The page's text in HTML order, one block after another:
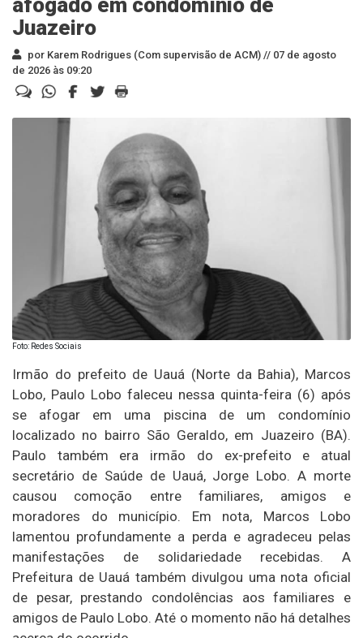
afogado em condomínio de
Juazeiro
por Karem Rodrigues (Com supervisão de ACM) // 07 de agosto
de 2026 às 09:20
Foto: Redes Sociais
Irmão do prefeito de Uauá (Norte da Bahia), Marcos
Lobo, Paulo Lobo faleceu nessa quinta-feira (6) após
se afogar em uma piscina de um condomínio
localizado no bairro São Geraldo, em Juazeiro (BA).
Paulo também era irmão do ex-prefeito e atual
secretário de Saúde de Uauá, Jorge Lobo. A morte
causou comoção entre familiares, amigos e
moradores do município. Em nota, Marcos Lobo
lamentou profundamente a perda e agradeceu pelas
manifestações de solidariedade recebidas. A
Prefeitura de Uauá também divulgou uma nota oficial
de pesar, prestando condolências aos familiares e
amigos de Paulo Lobo. Até o momento não há detalhes